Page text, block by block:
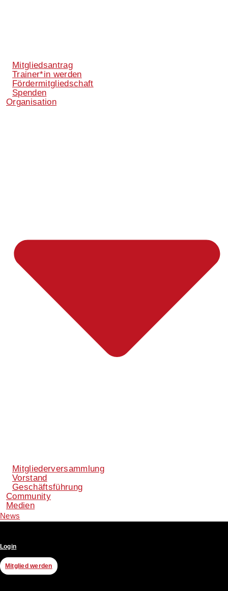
Mitgliedsantrag
Trainer*in werden
Fördermitgliedschaft
Spenden
Organisation
Mitgliederversammlung
Vorstand
Geschäftsführung
Community
Medien
News
Login
Mitglied werden